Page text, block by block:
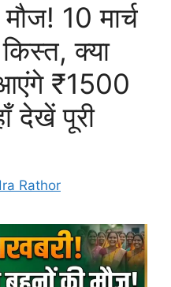
10 मार्च
क्या
₹1500
देखें पूरी
Rathor